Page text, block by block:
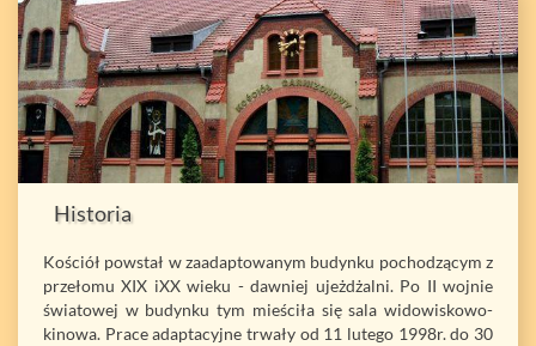
Historia
Kościół powstał w zaadaptowanym budynku pochodzącym z
przełomu XIX iXX wieku - dawniej ujeżdżalni. Po II wojnie
światowej w budynku tym mieściła się sala widowiskowo-
kinowa. Prace adaptacyjne trwały od 11 lutego 1998r. do 30